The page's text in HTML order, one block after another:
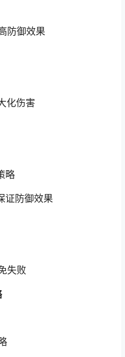
防御效果
化伤害
略
证防御效果
失败